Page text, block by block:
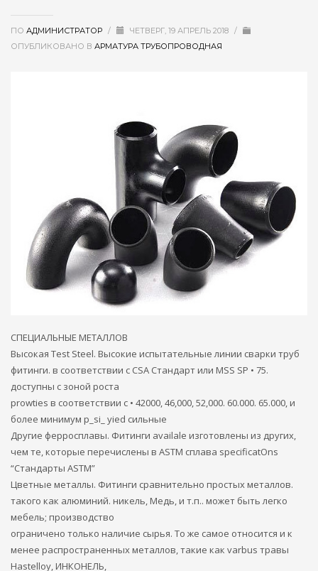
ПО АДМИНИСТРАТОР / ЧЕТВЕРГ, 19 АПРЕЛЬ 2018 /
ОПУБЛИКОВАНО В АРМАТУРА ТРУБОПРОВОДНАЯ
СПЕЦИАЛЬНЫЕ МЕТАЛЛОВ
Высокая Test Steel. Высокие испытательные линии сварки труб
фитинги. в соответствии с CSA Стандарт или MSS SP • 75.
доступны с зоной роста
prowties в соответствии с • 42000, 46,000, 52,000. 60.000. 65.000, и
более минимум p_si_ yied сильные
Другие ферросплавы. Фитинги availale изготовлены из других,
чем те, которые перечислены в ASTM сплава specificatOns
“Стандарты ASTM”
Цветные металлы. Фитинги сравнительно простых металлов.
такого как алюминий. никель, Медь, и т.п.. может быть легко
мебель; производство
ограничено только наличие сырья. То же самое относится и к
менее распространенных металлов, такие как varbus травы
Hastelloy, ИНКОНЕЛЬ,